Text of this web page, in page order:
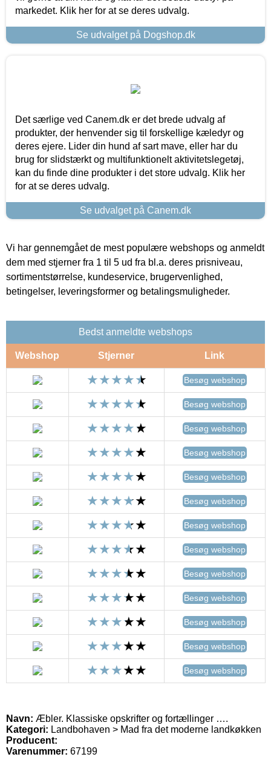
markedet. Klik her for at se deres udvalg.
Se udvalget på Dogshop.dk
Det særlige ved Canem.dk er det brede udvalg af
produkter, der henvender sig til forskellige kæledyr og
deres ejere. Lider din hund af sart mave, eller har du
brug for slidstærkt og multifunktionelt aktivitetslegetøj,
kan du finde dine produkter i det store udvalg. Klik her
for at se deres udvalg.
Se udvalget på Canem.dk
Vi har gennemgået de mest populære webshops og anmeldt
dem med stjerner fra 1 til 5 ud fra bl.a. deres prisniveau,
sortimentstørrelse, kundeservice, brugervenlighed,
betingelser, leveringsformer og betalingsmuligheder.
Bedst anmeldte webshops
Webshop Stjerner Link
Besøg webshop
Besøg webshop
Besøg webshop
Besøg webshop
Besøg webshop
Besøg webshop
Besøg webshop
Besøg webshop
Besøg webshop
Besøg webshop
Besøg webshop
Besøg webshop
Besøg webshop
Navn: Æbler. Klassiske opskrifter og fortællinger ….
Kategori: Landbohaven > Mad fra det moderne landkøkken
Producent:
Varenummer: 67199